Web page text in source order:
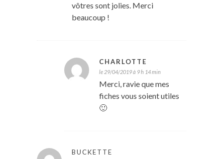
vôtres sont jolies. Merci
beaucoup !
CHARLOTTE
le 29/04/2019 à 9 h 14 min
Merci, ravie que mes
fiches vous soient utiles
🙂
BUCKETTE